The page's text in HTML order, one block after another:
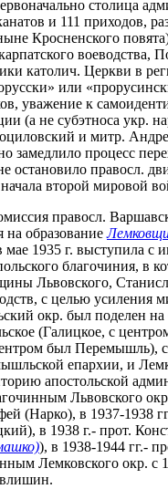
столица
и 111 приходов,
Кросненского
воеводства,
католич. Церкви в
или
уважение к
(а не субэтноса укр.
и митр.
замедлило процесс
остановило правосл.
второй мировой
правосл.
на образование
мае 1935 г. выступила с
благочиния, в
Львовского,
с целью усиления
окр. был поделен на
(Галицкое, с
был Перемышль),
епархии, и
апостольской
Львовского
(Нарко), в 1937-1938
в 1938 г.- прот.
), в 1938-1944 гг.-
Лемковского окр. с